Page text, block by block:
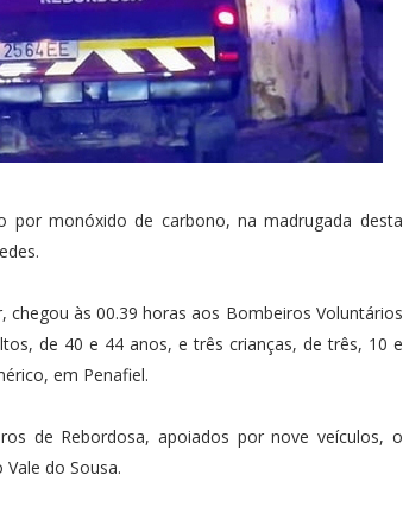
por monóxido de carbono, na madrugada desta
às 00.39 horas aos Bombeiros Voluntários
de 40 e 44 anos, e três crianças, de três, 10 e
em Penafiel.
de Rebordosa, apoiados por nove veículos, o
do Sousa.